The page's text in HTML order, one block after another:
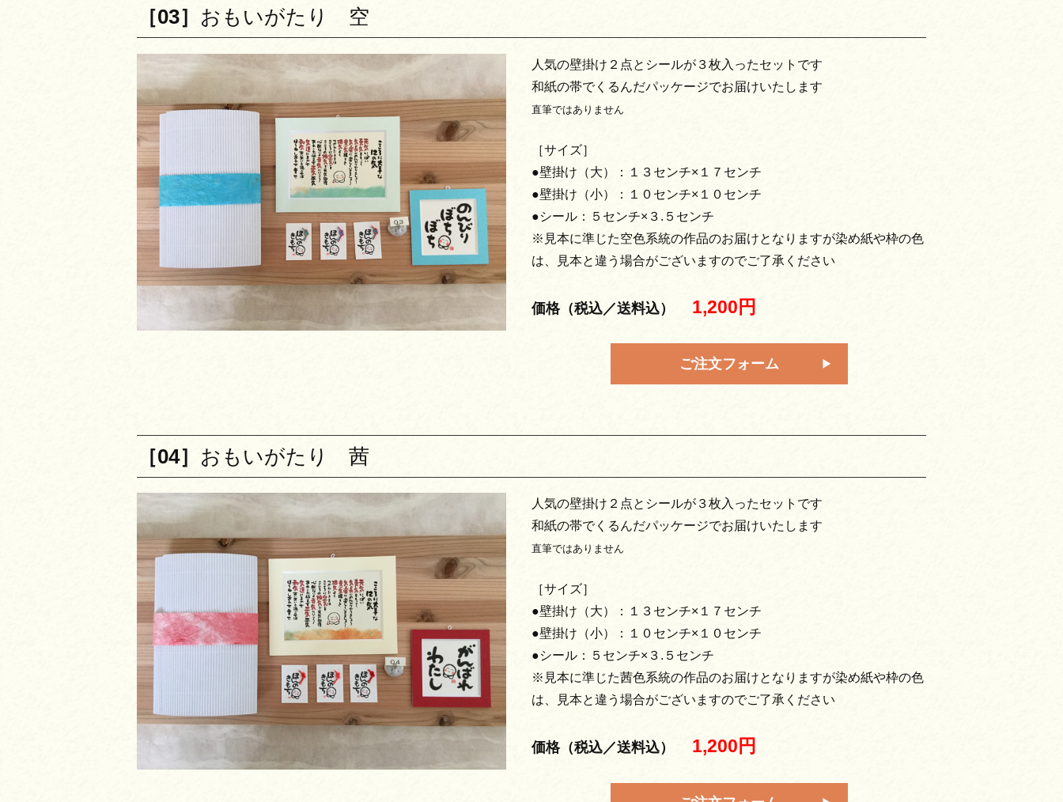
［03］ おもいがたり 空
人気の壁掛け２点とシールが３枚入ったセットです
和紙の帯でくるんだパッケージでお届けいたします
直筆ではありません
［サイズ］
●壁掛け（大）：１３センチ×１７センチ
●壁掛け（小）：１０センチ×１０センチ
●シール：５センチ×３.５センチ
※見本に準じた空色系統の作品のお届けとなりますが染め紙や枠の色
は、見本と違う場合がございますのでご了承ください
価格（税込／送料込） 1,200円
ご注文フォーム
［04］ おもいがたり 茜
人気の壁掛け２点とシールが３枚入ったセットです
和紙の帯でくるんだパッケージでお届けいたします
直筆ではありません
［サイズ］
●壁掛け（大）：１３センチ×１７センチ
●壁掛け（小）：１０センチ×１０センチ
●シール：５センチ×３.５センチ
※見本に準じた茜色系統の作品のお届けとなりますが染め紙や枠の色
は、見本と違う場合がございますのでご了承ください
価格（税込／送料込） 1,200円